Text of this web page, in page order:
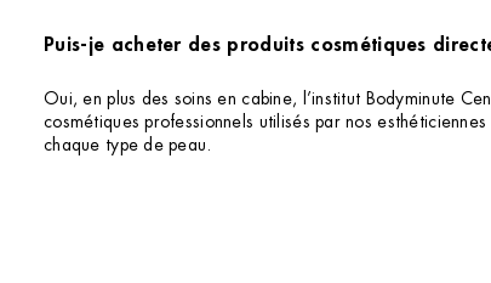
Puis-je acheter des produits cosmétiques
Oui, en plus des soins en cabine, l’institut Bodyminute
cosmétiques professionnels utilisés par nos
chaque type de peau.